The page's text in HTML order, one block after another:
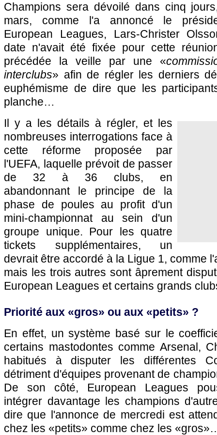
Champions sera dévoilé dans cinq
mars, comme l'a annoncé le
European Leagues, Lars-Christer
date n'avait été fixée pour cette
précédée la veille par une «
interclubs» afin de régler les derniers
euphémisme de dire que les
planche…
Il y a les détails à régler, et les
nombreuses interrogations face à
cette réforme proposée par
l'UEFA, laquelle prévoit de passer
de 32 à 36 clubs, en
abandonnant le principe de la
phase de poules au profit d'un
mini-championnat au sein d'un
groupe unique. Pour les quatre
tickets supplémentaires, un
devrait être accordé à la Ligue 1, comme
mais les trois autres sont âprement
European Leagues et certains grands
Priorité aux «gros» ou aux «petits» ?
En effet, un système basé sur le
certains mastodontes comme Arsenal,
habitués à disputer les différentes
détriment d'équipes provenant de
De son côté, European Leagues
intégrer davantage les champions
dire que l'annonce de mercredi est
chez les «petits» comme chez les